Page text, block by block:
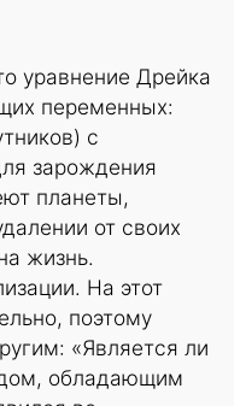
уравнение Дрейка
переменных:
с
зарождения
планеты,
от своих
жизнь.
На этот
поэтому
«Является ли
обладающим